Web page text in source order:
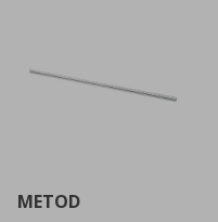
METOD